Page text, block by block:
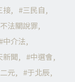
接
三民自
不法關說罪
中介法
新聞
中選會
二元
于北辰